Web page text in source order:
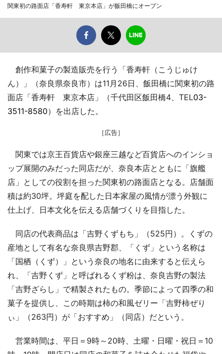
関東初の路面店「香寿軒 東京本店」が飯田橋にオープン
創作和菓子の製造販売を行う「香寿軒（こうじゅけ
ん）」（奈良県奈良市）は11月26日、飯田橋に関東初の路
面店「香寿軒 東京本店」（千代田区飯田橋4、TEL03-
3511-8580）を出店した。
［広告］
関東では京王百貨店や銀座三越など百貨店へのインショ
ップ展開のみだった同店だが、奈良本店とともに「旗艦
店」としての役割を担った関東初の路面店となる。店舗面
積は約30坪。坪庭を配した日本家屋の風情が漂う外観に
仕上げ、日本文化を伝える店舗づくりを目指した。
同店の代表商品は「吉野くずもち」（525円）。くずの
産地として有名な奈良県吉野郡、「くず」という名称は
「国栖（くず）」という奈良の地名に由来すると伝えら
れ、「吉野くず」と呼ばれるくず粉は、奈良吉野の製法
「吉野ざらし」で精製されたもの。季節によって四季の和
菓子を提供し、この時期は柿の和風ゼリー「吉野柿ぜり
ぃ」（263円）が「おすすめ」（同店）だという。
営業時間は、平日＝9時～20時、土曜・日曜・祝日＝10